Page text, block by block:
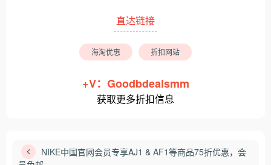
直达链接
海淘优惠 折扣网站
+V：Goodbdealsmm
获取更多折扣信息
NIKE中国官网会员专享AJ1 & AF1等商品75折优惠，会